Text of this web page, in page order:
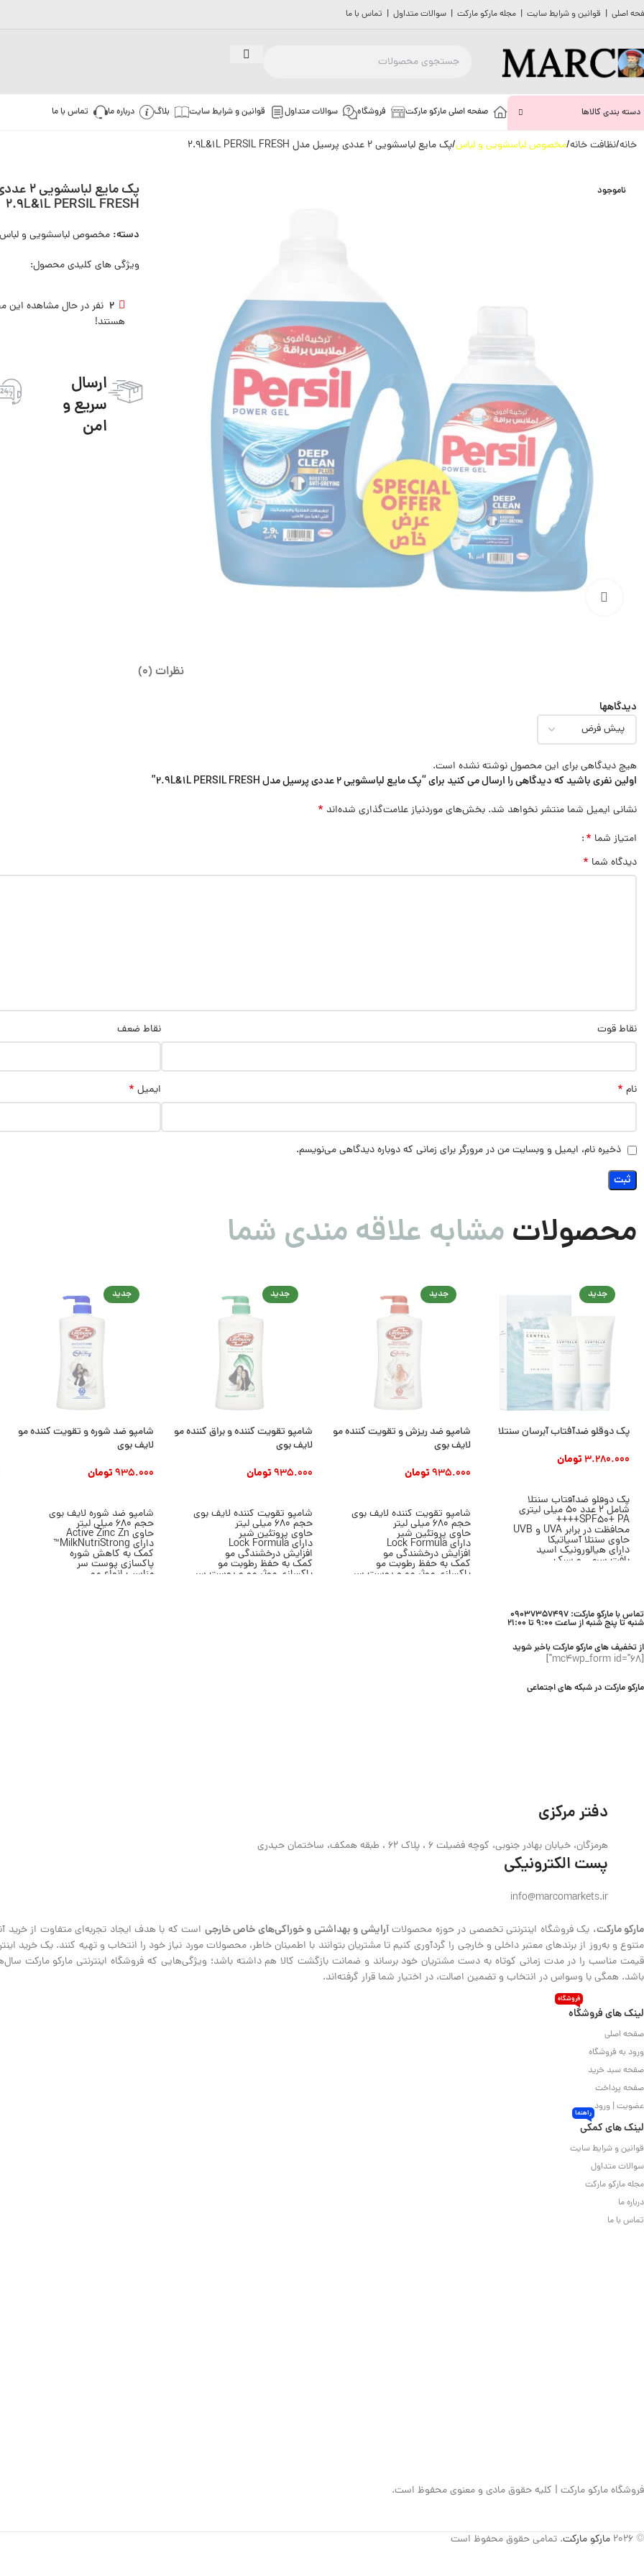
اصلی | قوانین و شرایط سایت | مجله مارکو مارکت | سوالات متداول | تماس با ما
دسته بندی کالاها صفحه اصلی مارکو مارکت فروشگاه سوالات متداول قوانین و شرایط سایت بلاگ درباره ما تماس با ما
خانه نظافت خانه مخصوص لباسشویی و لباس پک مایع لباسشویی 2 عددی پرسیل مدل 2.9L&1L PERSIL FRESH
ناموجود
بزرگنمایی تصویر
پک مایع
2.9L&1L PERSIL FRESH
دسته: مخصوص لباسشویی و لباس
ویژگی های کلیدی محصول:
2 نفر در حال مشاهده این
هستند!
ارسال
سریع و
امن
نظرات (0)
دیدگاهها
هیچ دیدگاهی برای این محصول نوشته نشده است.
اولین نفری باشید که دیدگاهی را ارسال می کنید برای “پک مایع لباسشویی 2 عددی پرسیل مدل 2.9L&1L PERSIL FRESH”
نشانی ایمیل شما منتشر نخواهد شد. بخش‌های موردنیاز علامت‌گذاری شده‌اند *
امتیاز شما *
دیدگاه شما *
نقاط قوت نقاط ضعف
نام * ایمیل *
ذخیره نام، ایمیل و وبسایت من در مرورگر برای زمانی که دوباره دیدگاهی می‌نویسم.
محصولاتمشابه علاقه مندی شما
جدید
پک دوقلو ضدآفتاب آبرسان سنتلا
3.280.000تومان
پک دوقلو ضدآفتاب سنتلا
شامل 2 عدد 50 میلی لیتری
SPF50+ PA++++
محافظت در برابر UVA و UVB
حاوی سنتلا آسیاتیکا
دارای هیالورونیک اسید
بافت سرمی و سبک
جدید
شامپو ضد ریزش و تقویت کننده مو
لایف بوی
935.000تومان
شامپو تقویت کننده لایف بوی
حجم 680 میلی لیتر
حاوی پروتئین شیر
دارای Lock Formula
افزایش درخشندگی مو
کمک به حفظ رطوبت مو
پاکسازی موثر مو و پوست سر
جدید
شامپو تقویت کننده و براق کننده مو
لایف بوی
935.000تومان
شامپو تقویت کننده لایف بوی
حجم 680 میلی لیتر
حاوی پروتئین شیر
دارای Lock Formula
افزایش درخشندگی مو
کمک به حفظ رطوبت مو
پاکسازی موثر مو و پوست سر
جدید
شامپو ضد شوره و تقویت کننده مو
لایف بوی
935.000تومان
شامپو ضد شوره لایف بوی
حجم 680 میلی لیتر
حاوی Active Zinc Zn
دارای MilkNutriStrong™
کمک به کاهش شوره
پاکسازی پوست سر
مناسب انواع مو
تماس با مارکو مارکت: 09037357497
شنبه تا پنج شنبه از ساعت 9:00 تا 21:00
از تخفیف های مارکو مارکت باخبر شوید
[mc4wp_form id="68"]
مارکو مارکت در شبکه های اجتماعی
دفتر مرکزی
هرمزگان، خیابان بهادر جنوبی، کوچه فضیلت 6 ، پلاک 62 ، طبقه همکف، ساختمان حیدری
پست الکترونیکی
info@marcomarkets.ir
مارکو مارکت، یک فروشگاه اینترنتی تخصصی در حوزه محصولاتآرایشی و بهداشتی و خوراکی‌های خاص خارجی است که با هدف ایجاد تجربه‌ای متفاوت از خرید
متنوع و به‌روز از برندهای معتبر داخلی و خارجی را گردآوری کنیم تا مشتریان بتوانند با اطمینان خاطر، محصولات مورد نیاز خود را انتخاب و تهیه کنند. یک خرید
قیمت مناسب را در مدت زمانی کوتاه به دست مشتریان خود برساند و ضمانت بازگشت کالا هم داشته باشد؛ ویژگی‌هایی که فروشگاه اینترنتی مارکو مارکت
باشد. همگی با وسواس در انتخاب و تضمین اصالت، در اختیار شما قرار گرفته‌اند.
لینک های فروشگاه
فروشگاه
صفحه اصلی
ورود به فروشگاه
صفحه سبد خرید
صفحه پرداخت
عضویت | ورود
لینک های کمکی
راهنما
قوانین و شرایط سایت
سوالات متداول
مجله مارکو مارکت
درباره ما
تماس با ما
فروشگاه مارکو مارکت | کلیه حقوق مادی و معنوی محفوظ است.
© 2026 مارکو مارکت. تمامی حقوق محفوظ است